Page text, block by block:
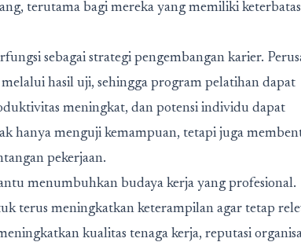
terutama bagi mereka yang memiliki
sebagai strategi pengembangan karier.
hasil uji, sehingga program pelatihan dapat
meningkat, dan potensi individu dapat
hanya menguji kemampuan, tetapi juga
pekerjaan.
menumbuhkan budaya kerja yang profesional.
terus meningkatkan keterampilan agar tetap
kualitas tenaga kerja, reputasi